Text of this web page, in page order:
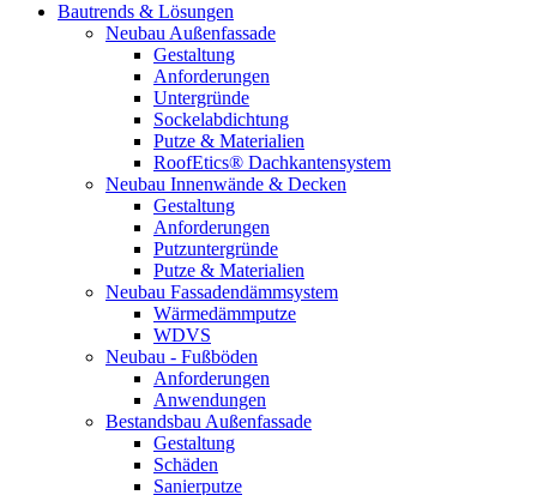
Bautrends & Lösungen
Neubau Außenfassade
Gestaltung
Anforderungen
Untergründe
Sockelabdichtung
Putze & Materialien
RoofEtics® Dachkantensystem
Neubau Innenwände & Decken
Gestaltung
Anforderungen
Putzuntergründe
Putze & Materialien
Neubau Fassadendämmsystem
Wärmedämmputze
WDVS
Neubau - Fußböden
Anforderungen
Anwendungen
Bestandsbau Außenfassade
Gestaltung
Schäden
Sanierputze